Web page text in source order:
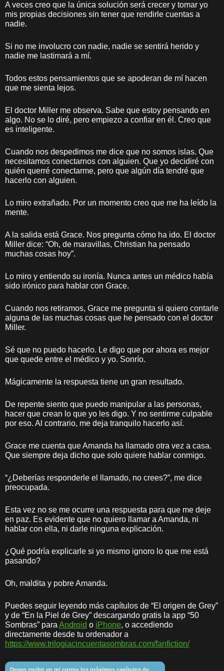
A veces creo que la única solución será crecer y tomar yo
mis propias decisiones sin tener que rendirle cuentas a
nadie.
Si no me involucro con nadie, nadie se sentirá herido y
nadie me lastimará a mí.
Todos estos pensamientos que se apoderan de mí hacen
que me sienta lejos.
El doctor Miller me observa. Sabe que estoy pensando en
algo. No se lo diré, pero empiezo a confiar en él. Creo que
es inteligente.
Cuando nos despedimos me dice que no somos islas. Que
necesitamos conectarnos con alguien. Que yo decidiré con
quién querré conectarme, pero que algún día tendré que
hacerlo con alguien.
Lo miro extrañado. Por un momento creo que me ha leído la
mente.
A la salida está Grace. Nos pregunta cómo ha ido. El doctor
Miller dice: “Oh, de maravillas, Christian ha pensado
muchas cosas hoy”.
Lo miro y entiendo su ironía. Nunca antes un médico había
sido irónico para hablar con Grace.
Cuando nos retiramos, Grace me pregunta si quiero contarle
alguna de las muchas cosas que he pensado con el doctor
Miller.
Sé que no puedo hacerlo. Le digo que por ahora es mejor
que quede entre el médico y yo. Sonrío.
Mágicamente la respuesta tiene un gran resultado.
De repente siento que puedo manipular a las personas,
hacer que crean lo que yo les digo. Y no sentirme culpable
por eso. Al contrario, me deja tranquilo hacerlo así.
Grace me cuenta que Amanda ha llamado otra vez a casa.
Que siempre deja dicho que solo quiere hablar conmigo.
“¿Deberías responderle el llamado, no crees?”, me dice
preocupada.
Esta vez no se me ocurre una respuesta para que me deje
en paz. Es evidente que no quiero llamar a Amanda, ni
hablar con ella, ni darle ninguna explicación.
¿Qué podría explicarle si yo mismo ignoro lo que me está
pasando?
Oh, maldita y pobre Amanda.
Puedes seguir leyendo más capítulos de “El origen de Grey”
y de “En la Piel de Grey” descargando gratis la app “50
Sombras” para Android o iPhone, o accediendo
directamente desde tu ordenador a
https://www.trilogiacincuentasombras.com/fanfiction/
Deseo recibir en mi correo los próximos capítulos de